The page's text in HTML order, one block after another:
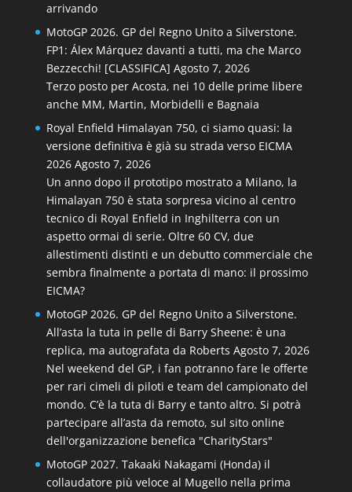
arrivando
MotoGP 2026. GP del Regno Unito a Silverstone.
FP1: Álex Márquez davanti a tutti, ma che Marco
Bezzecchi! [CLASSIFICA] Agosto 7, 2026
Terzo posto per Acosta, nei 10 delle prime libere
anche MM, Martin, Morbidelli e Bagnaia
Royal Enfield Himalayan 750, ci siamo quasi: la
versione definitiva è già su strada verso EICMA
2026 Agosto 7, 2026
Un anno dopo il prototipo mostrato a Milano, la
Himalayan 750 è stata sorpresa vicino al centro
tecnico di Royal Enfield in Inghilterra con un
aspetto ormai di serie. Oltre 60 CV, due
allestimenti distinti e un debutto commerciale che
sembra finalmente a portata di mano: il prossimo
EICMA?
MotoGP 2026. GP del Regno Unito a Silverstone.
All’asta la tuta in pelle di Barry Sheene: è una
replica, ma autografata da Roberts Agosto 7, 2026
Nel weekend del GP, i fan potranno fare le offerte
per rari cimeli di piloti e team del campionato del
mondo. C’è la tuta di Barry e tanto altro. Si potrà
partecipare all’asta da remoto, sul sito online
dell'organizzazione benefica "CharityStars"
MotoGP 2027. Takaaki Nakagami (Honda) il
collaudatore più veloce al Mugello nella prima